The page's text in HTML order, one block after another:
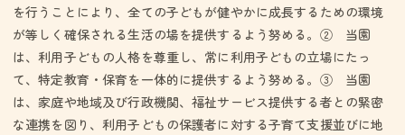
を行うことにより、全ての子どもが健やかに成長するための環境
が等しく確保される生活の場を提供するよう努める。② 当園
は、利用子どもの人格を尊重し、常に利用子どもの立場にたっ
て、特定教育・保育を一体的に提供するよう努める。③ 当園
は、家庭や地域及び行政機関、福祉サービス提供する者との緊密
な連携を図り、利用子どもの保護者に対する子育て支援並びに地